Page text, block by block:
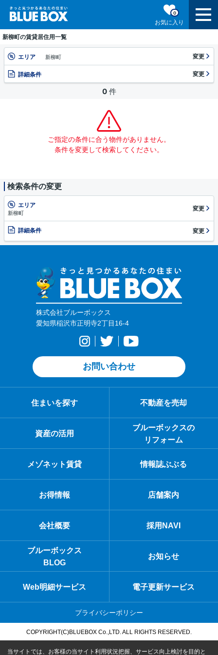
お気に入り
0
新柳町の賃貸居住用一覧
エリア 新柳町 変更
詳細条件 変更
0 件
ご指定の条件に合う物件がありません。
条件を変更して検索してください。
検索条件の変更
エリア
新柳町
変更
詳細条件 変更
株式会社ブルーボックス
愛知県稲沢市正明寺2丁目16-4
お問い合わせ
住まいを探す 不動産を売却
資産の活用
ブルーボックスの
リフォーム
メゾネット賃貸 情報誌ぶぶる
お得情報 店舗案内
会社概要 採用NAVI
ブルーボックス
BLOG
お知らせ
Web明細サービス 電子更新サービス
プライバシーポリシー
COPYRIGHT(C)BLUEBOX Co.,LTD. ALL RIGHTS RESERVED.
当サイトでは、お客様の当サイト利用状況把握、サービス向上検討を目的と